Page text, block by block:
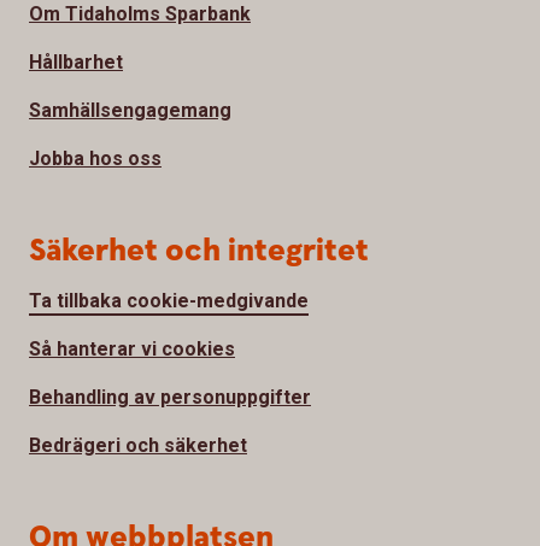
Om Tidaholms Sparbank
Hållbarhet
Samhällsengagemang
Jobba hos oss
Säkerhet och integritet
Ta tillbaka cookie-medgivande
Så hanterar vi cookies
Behandling av personuppgifter
Bedrägeri och säkerhet